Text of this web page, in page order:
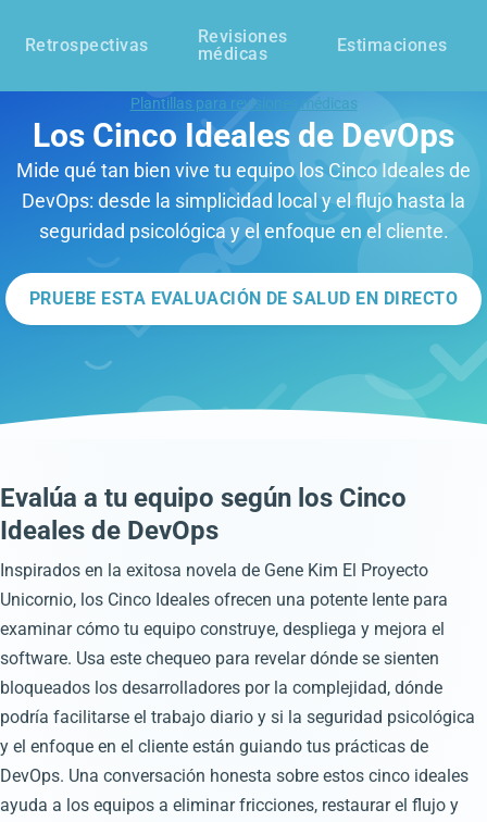
Retrospectivas
Revisiones
médicas
Estimaciones
Plantillas para revisiones médicas
Los Cinco Ideales de DevOps
Mide qué tan bien vive tu equipo los Cinco Ideales de
DevOps: desde la simplicidad local y el flujo hasta la
seguridad psicológica y el enfoque en el cliente.
PRUEBE ESTA EVALUACIÓN DE SALUD EN DIRECTO
Evalúa a tu equipo según los Cinco
Ideales de DevOps
Inspirados en la exitosa novela de Gene Kim El Proyecto
Unicornio, los Cinco Ideales ofrecen una potente lente para
examinar cómo tu equipo construye, despliega y mejora el
software. Usa este chequeo para revelar dónde se sienten
bloqueados los desarrolladores por la complejidad, dónde
podría facilitarse el trabajo diario y si la seguridad psicológica
y el enfoque en el cliente están guiando tus prácticas de
DevOps. Una conversación honesta sobre estos cinco ideales
ayuda a los equipos a eliminar fricciones, restaurar el flujo y